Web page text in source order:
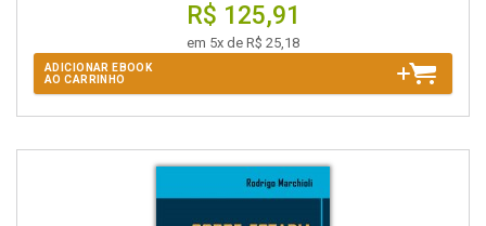
R$ 125,91
em 5x de R$ 25,18
ADICIONAR EBOOK
AO CARRINHO